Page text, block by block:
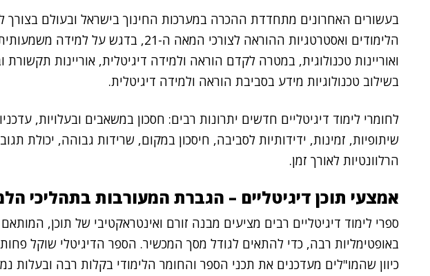
בעשורים האחרונים מתחדדת ההכרה במערכות החינוך בישראל ובעולם בצורך
הלימודים ואסטרטגיות ההוראה לצורכי המאה ה-21,
ואוריינות טכנולוגית, במטרה לקדם הוראה ולמידה דיגיטלית, אוריינות
בשילוב טכנולוגיות מידע בסביבת הוראה ולמידה דיגיטלית.
לחומרי לימוד דיגיטליים חדשים יתרונות רבים: חסכון במשאבים ובעלויות,
שיתופיות, זמינות, ידידותיות לסביבה, חיסכון במקום, שרידות גבוהה, יכולת
הרלוונטיות לאורך זמן.
אמצעי תוכן דיגיטליים – הגברת המעורבות בתהליכי
ספרי לימוד דיגיטליים רבים מציעים מבנה זורם ואינטראקטיבי של תוכן,
באופטימליות רבה, כדי להתאים לגודל מסך המכשיר. הספר הדיגיטלי שוקל
כיוון שהמו"לים מעדכנים את תכני הספר והחומר הלימודי בקלות רבה ובעלות